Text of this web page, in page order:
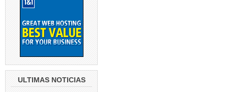
ULTIMAS NOTICIAS